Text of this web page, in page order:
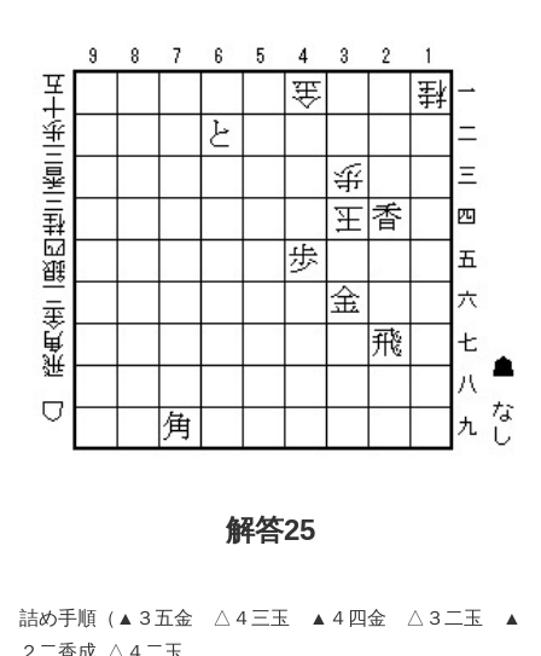
解答25
詰め手順（▲３五金 △４三玉 ▲４四金 △３二玉 ▲
２二香成 △４二玉